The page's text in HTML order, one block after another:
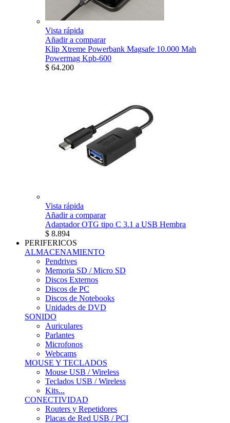
Vista rápida
Añadir a comparar
Klip Xtreme Powerbank Magsafe 10.000 Mah
Powermag Kpb-600
$ 64.200
Vista rápida
Añadir a comparar
Adaptador OTG tipo C 3.1 a USB Hembra
$ 8.894
PERIFERICOS
ALMACENAMIENTO
Pendrives
Memoria SD / Micro SD
Discos Externos
Discos de PC
Discos de Notebooks
Unidades de DVD
SONIDO
Auriculares
Parlantes
Microfonos
Webcams
MOUSE Y TECLADOS
Mouse USB / Wireless
Teclados USB / Wireless
Kits...
CONECTIVIDAD
Routers y Repetidores
Placas de Red USB / PCI